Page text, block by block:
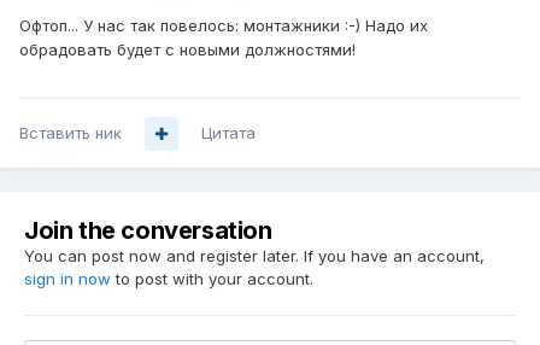
Офтоп... У нас так повелось: монтажники :-) Надо их
обрадовать будет с новыми должностями!
Вставить ник Цитата
Join the conversation
You can post now and register later. If you have an account,
sign in now to post with your account.